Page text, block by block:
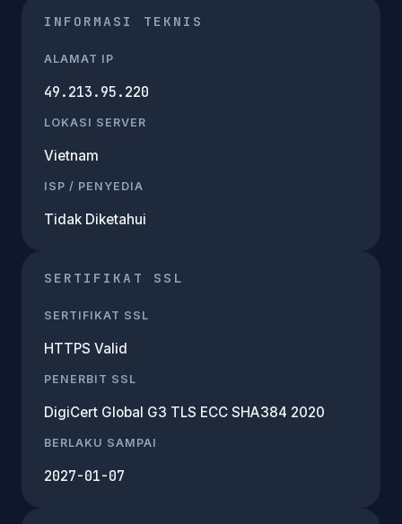
INFORMASI TEKNIS
ALAMAT IP
49.213.95.220
LOKASI SERVER
Vietnam
ISP / PENYEDIA
Tidak Diketahui
SERTIFIKAT SSL
SERTIFIKAT SSL
HTTPS Valid
PENERBIT SSL
DigiCert Global G3 TLS ECC SHA384 2020
BERLAKU SAMPAI
2027-01-07